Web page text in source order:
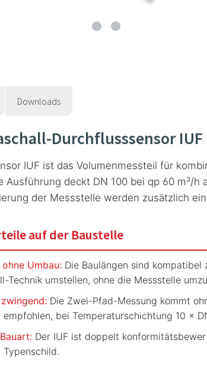
Downloads
Durchflusssensor IUF
IUF ist das Volumenmessteil für
Ausführung deckt DN 100 bei qp 60 m³/
der Messstelle werden zusätzlich
auf der Baustelle
Umbau: Die Baulängen sind kompatibel
Technik umstellen, ohne die Messstelle
Die Zwei-Pfad-Messung kommt
bei Temperaturschichtung 10 ×
Der IUF ist doppelt
Typenschild.